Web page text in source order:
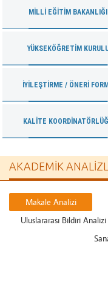
MILLI EĞITIM BAKANLIĞI
YÜKSEKÖĞRETIM
İYILEŞTIRME / ÖNERI
KALITE
AKADEMIK
Makale Analizi
Uluslararası Bildiri Analizi